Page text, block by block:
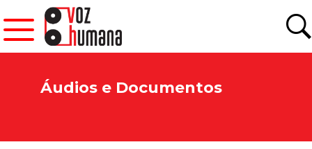
Áudios e Documentos